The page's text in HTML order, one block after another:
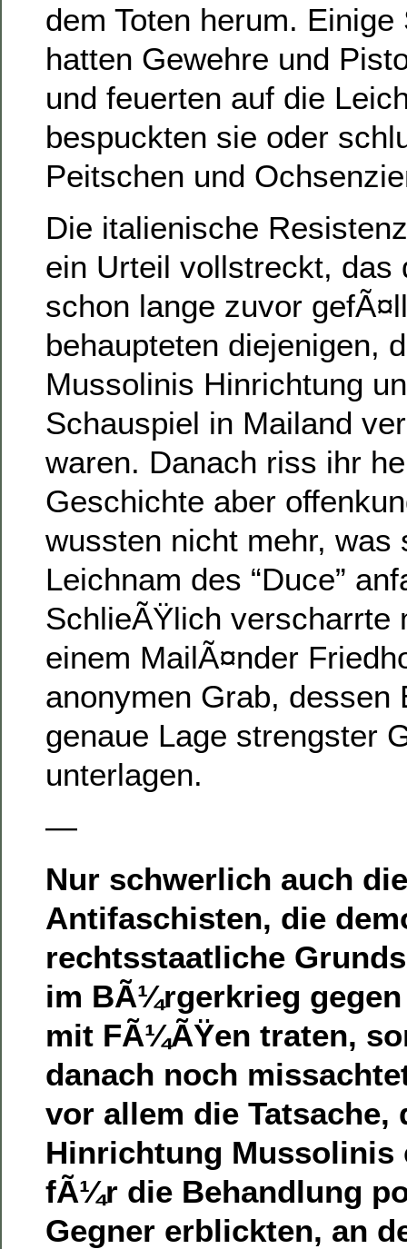
dem Toten herum.
hatten Gewehre und
und feuerten auf die
bespuckten sie oder
Peitschen und
Die italienische
ein Urteil vollstreckt, das
schon lange zuvor
behaupteten diejenigen,
Mussolinis Hinrichtung
Schauspiel in Mailand
waren. Danach riss ihr
Geschichte aber
wussten nicht mehr, was
Leichnam des “Duce”
SchlieÃŸlich verscharrte
einem MailÃ¤nder
anonymen Grab, dessen
genaue Lage strengster
unterlagen.
—
Nur schwerlich auch
Antifaschisten, die
rechtsstaatliche
im BÃ¼rgerkrieg
mit FÃ¼ÃŸen traten,
danach noch
vor allem die Tatsache,
Hinrichtung Mussolinis
fÃ¼r die Behandlung
Gegner erblickten, an